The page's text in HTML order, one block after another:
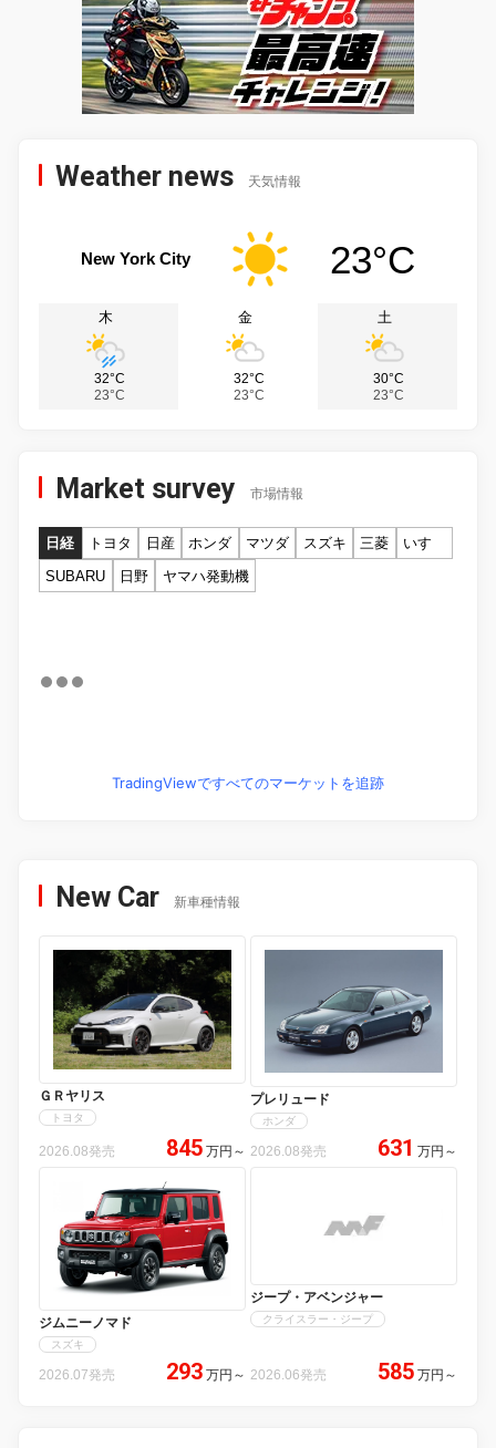
Weather news 天気情報
New York City 23°C
木
32°C
23°C
金
32°C
23°C
土
30°C
23°C
Market survey 市場情報
日経 トヨタ 日産 ホンダ マツダ スズキ 三菱
いすゞ
SUBARU
日野 ヤマハ発動機
TradingViewですべてのマーケットを追跡
New Car 新車種情報
ＧＲヤリス
トヨタ
2026.08発売 845 万円 ～
プレリュード
ホンダ
2026.08発売 631 万円 ～
ジムニーノマド
スズキ
2026.07発売 293 万円 ～
ジープ・アベンジャー
クライスラー・ジープ
2026.06発売 585 万円 ～